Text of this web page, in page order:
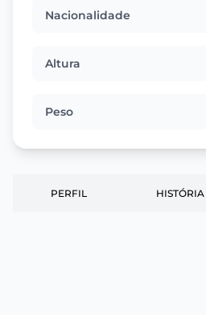
Nacionalidade
Altura
Peso
PERFIL HISTÓRIA